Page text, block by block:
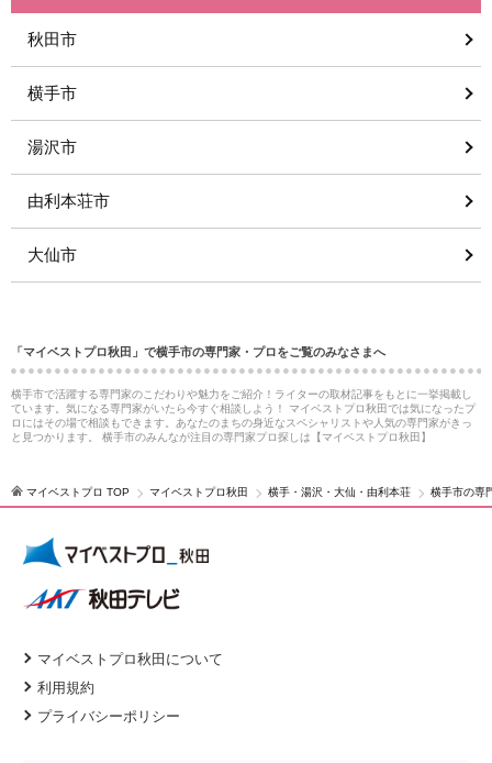
秋田市
横手市
湯沢市
由利本荘市
大仙市
「マイベストプロ秋田」で横手市の専門家・プロをご覧のみなさまへ
横手市で活躍する専門家のこだわりや魅力をご紹介！ライターの取材記事をもとに一挙掲載し
ています。気になる専門家がいたら今すぐ相談しよう！ マイベストプロ秋田では気になったプ
ロにはその場で相談もできます。あなたのまちの身近なスペシャリストや人気の専門家がきっ
と見つかります。 横手市のみんなが注目の専門家プロ探しは【マイベストプロ秋田】
マイベストプロ TOP マイベストプロ秋田 横手・湯沢・大仙・由利本荘 横手市の専
マイベストプロ秋田について
利用規約
プライバシーポリシー